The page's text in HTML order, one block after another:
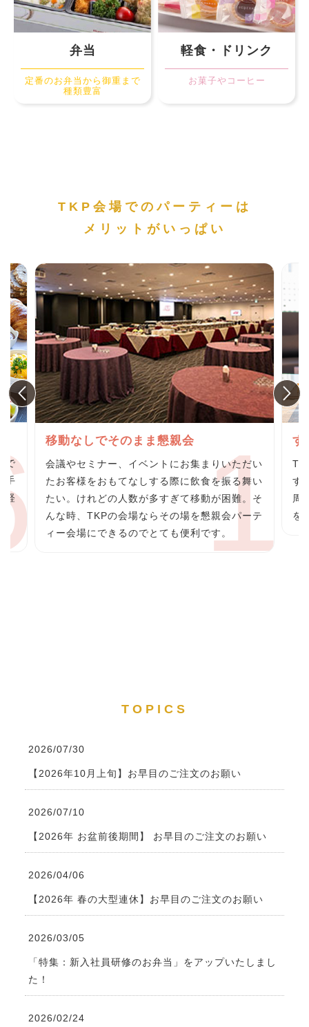
弁当
定番のお弁当から御重まで
種類豊富
軽食・ドリンク
お菓子やコーヒー
TKP会場でのパーティーは
メリットがいっぱい
で
手
軽
移動なしでそのまま懇親会
会議やセミナー、イベントにお集まりいただい
たお客様をおもてなしする際に飲食を振る舞い
たい。けれどの人数が多すぎて移動が困難。そ
んな時、TKPの会場ならその場を懇親会パーテ
ィー会場にできるのでとても便利です。
す
す
周
を
TOPICS
2026/07/30
【2026年10月上旬】お早目のご注文のお願い
2026/07/10
【2026年 お盆前後期間】 お早目のご注文のお願い
2026/04/06
【2026年 春の大型連休】お早目のご注文のお願い
2026/03/05
「特集：新入社員研修のお弁当」をアップいたしまし
た！
2026/02/24